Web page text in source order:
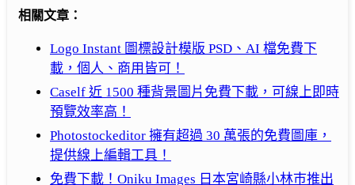
相關文章：
Logo Instant 圖標設計模版 PSD、AI 檔免費下
載，個人、商用皆可！
Caself 近 1500 種背景圖片免費下載，可線上即時
預覽效率高！
Photostockeditor 擁有超過 30 萬張的免費圖庫，
提供線上編輯工具！
免費下載！Oniku Images 日本宮崎縣小林巿推出